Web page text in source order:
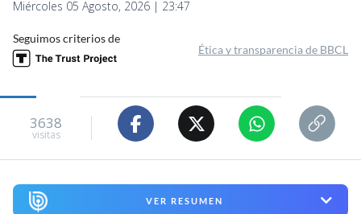
Miércoles 05 Agosto, 2026 | 23:47
Seguimos criterios de
Ética y transparencia de BBCL
3638
visitas
VER RESUMEN